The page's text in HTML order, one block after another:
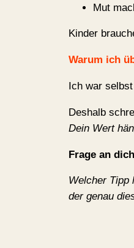
Mut
Kinder
Warum ich
Ich war
Deshalb
Dein Wert
Frage an
Welcher Tipp
der genau